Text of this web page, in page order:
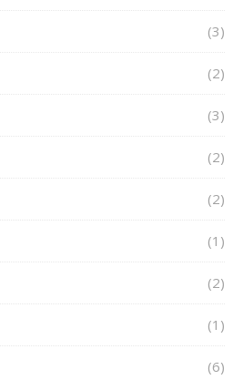
(3)
(2)
(3)
(2)
(2)
(1)
(2)
(1)
(6)